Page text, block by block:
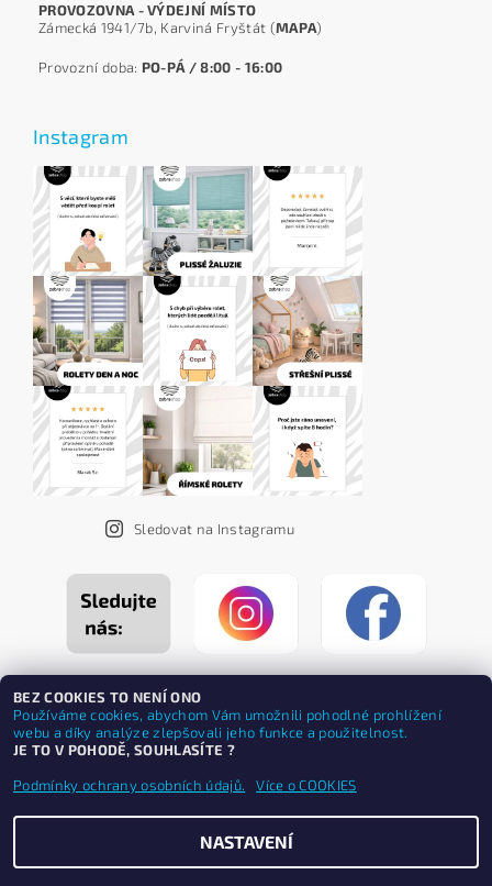
PROVOZOVNA - VÝDEJNÍ MÍSTO
Zámecká 1941/7b, Karviná Fryštát (MAPA)
Provozní doba: PO-PÁ / 8:00 - 16:00
Instagram
Sledovat na Instagramu
2026 ©ZEBRASHOP®, všechna práva vyhrazenaUpravit nastavení cookies
BEZ COOKIES TO NENÍ ONO
Používáme cookies, abychom Vám umožnili pohodlné prohlížení
webu a díky analýze zlepšovali jeho funkce a použitelnost.
JE TO V POHODĚ, SOUHLASÍTE ?
Podmínky ochrany osobních údajů.
Více o COOKIES
NASTAVENÍ